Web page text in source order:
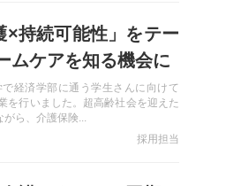
×持続可能性」をテー
ムケアを知る機会に
経済学部に通う学生さんに向けて
を行いました。超高齢社会を迎えた
ら、介護保険...
採用担当記事を読む